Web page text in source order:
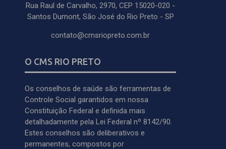
Rua Raul de Carvalho, 2970, CEP 15020-020 -
Santos Dumont, São José do Rio Preto - SP
contato@cmsriopreto.com.br
O CMS RIO PRETO
Os conselhos de saúde são ferramentas de
Controle Social garantidos em nossa
Constituição Federal e definida mais
detalhadamente pela Lei Federal nº 8142/90.
Estes conselhos são deliberativos e
permanentes, compostos por